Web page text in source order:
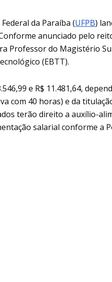
da Paraíba (UFPB)
anunciado pelo
Professor do Magistério
(EBTT).
e R$ 11.481,64,
com 40 horas) e da
terão direito a auxílio-
salarial conforme a